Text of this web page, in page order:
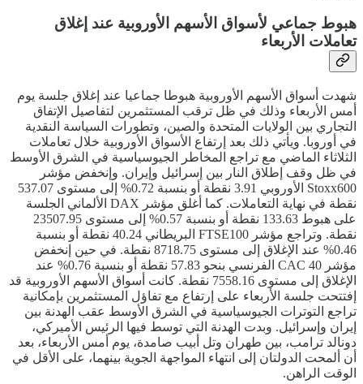
هبوط جماعي لأسواق الأسهم الأوروبية عند إغلاق
تعاملات الأربعاء
شهدت أسواق الأسهم الأوروبية هبوطا جماعيا عند إغلاق جلسة يوم
أمس الأربعاء وذلك في ظل ترقب المستثمرين لتفاصيل الإتفاق
التجاري بين الولايات المتحدة والصين، وتطورات السياسة النقدية
في أوروبا. ويأتي ذلك بعد إرتفاع الأسواق الأوروبية خلال تعاملات
الثلاثاء الماضي مع تراجع المخاطر الجيوسياسية في الشرق الأوسط
في ظل وقف إطلاق النار بين إسرائيل وإيران. وإنخفض مؤشر
Stoxx600 الأوروبي 3.91 نقطة أو بنسبة 0.72% إلى مستوى 537.07
نقطة في نهاية التعاملات. كما أغلق مؤشر DAX الألماني الجلسة
على هبوط 133.63 نقطة أو بنسبة 0.57% إلى مستوى 23507.95
نقطة. وتراجع مؤشر FTSE100 البريطاني 40.24 نقطة أو بنسبة
0.46% عند الإغلاق إلى مستوى 8718.75 نقطة. في حين إنخفض
مؤشر CAC 40 الفرنسي بنحو 57.83 نقطة أو بنسبة 0.76% عند
الإغلاق إلى مستوى 7558.16 نقطة. كانت أسواق الأسهم الأوروبية قد
إفتتحت جلسة الأربعاء على إرتفاع مع تفاؤل المستثمرين بإمكانية
تراجع التوترات الجيوسياسية في الشرق الأوسط عقب الهدنة بين
إيران وإسرائيل. وبدت الهدنة التي توسط فيها الرئيس الأميركي،
دونالد ترامب، بين طهران وتل أبيب صامدة، يوم أمس الأربعاء، بعد
أن ألمحت الدولتان إلى انتهاء المواجهة الجوية بينهما، على الأقل في
الوقت الراهن.